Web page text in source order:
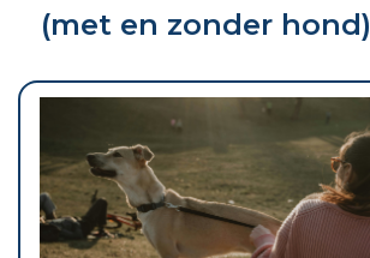
(met en zonder hond)